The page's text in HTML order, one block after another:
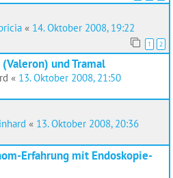
« 14. Oktober 2008, 19:22
1 2
und Tramal
« 13. Oktober 2008, 21:50
« 13. Oktober 2008, 20:36
Erfahrung mit Endoskopie-